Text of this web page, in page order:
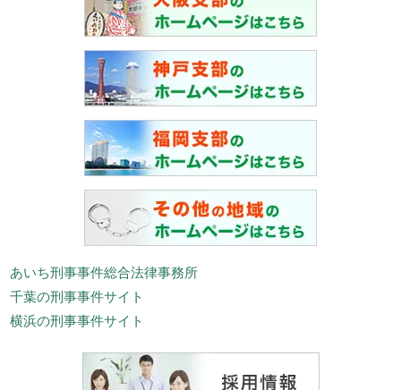
あいち刑事事件総合法律事務所
千葉の刑事事件サイト
横浜の刑事事件サイト